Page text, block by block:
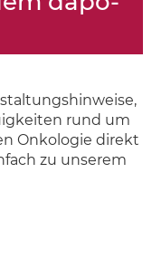
rund um
Onkologie direkt
zu unserem